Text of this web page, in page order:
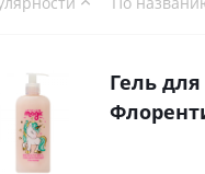
Гель